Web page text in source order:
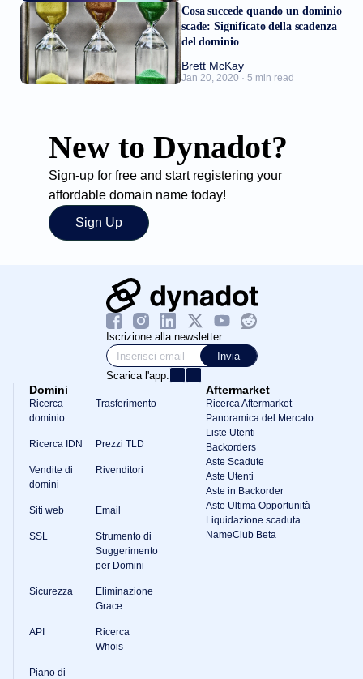
Cosa succede quando un dominio
scade: Significato della scadenza
del dominio
Brett McKay
Jan 20, 2020 · 5 min read
New to Dynadot?
Sign-up for free and start registering your
affordable domain name today!
Sign Up
Iscrizione alla newsletter
Invia
Scarica l'app:
Domini
Ricerca
dominio
Trasferimento
Ricerca IDN Prezzi TLD
Vendite di
domini
Rivenditori
Siti web Email
SSL
Strumento di
Suggerimento
per Domini
Sicurezza
Eliminazione
Grace
API
Ricerca
Whois
Piano di
Aftermarket
Ricerca Aftermarket
Panoramica del Mercato
Liste Utenti
Backorders
Aste Scadute
Aste Utenti
Aste in Backorder
Aste Ultima Opportunità
Liquidazione scaduta
NameClub Beta